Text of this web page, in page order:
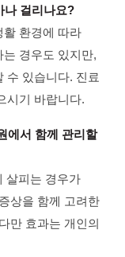
나 걸리나요?
활 환경에 따라
경우도 있지만,
수 있습니다. 진료
시기 바랍니다.
에서 함께 관리할
살피는 경우가
상을 함께 고려한
만 효과는 개인의